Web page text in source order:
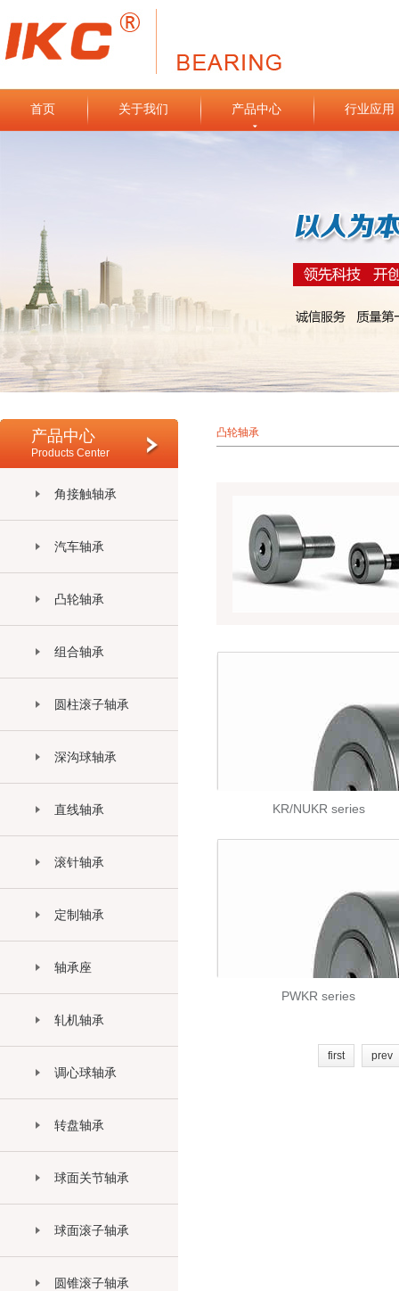
首页 关于我们 产品中心 行业应用
产品中心
Products Center
角接触轴承
汽车轴承
凸轮轴承
组合轴承
圆柱滚子轴承
深沟球轴承
直线轴承
滚针轴承
定制轴承
轴承座
轧机轴承
调心球轴承
转盘轴承
球面关节轴承
球面滚子轴承
圆锥滚子轴承
凸轮轴承
KR/NUKR series
PWKR series
first prev